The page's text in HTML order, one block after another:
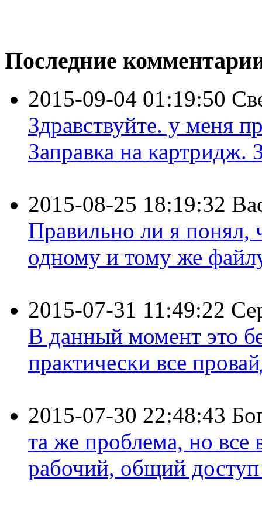
Последние
2015-09-04 01:19:50
Здравствуйте. у меня
Заправка на картридж.
2015-08-25 18:19:32
Правильно ли я понял,
одному и тому же
2015-07-31 11:49:22
В данный момент это
практически все
2015-07-30 22:48:43
та же проблема, но все
рабочий, общий доступ